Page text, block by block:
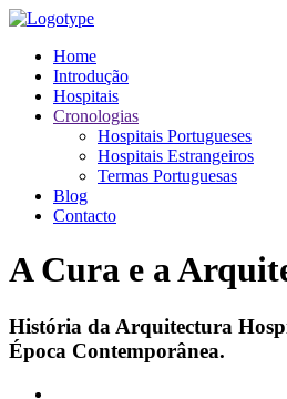
Home
Introdução
Hospitais
Cronologias
Hospitais Portugueses
Hospitais Estrangeiros
Termas Portuguesas
Blog
Contacto
A Cura e a
História da Arquitectura
Época Contemporânea.